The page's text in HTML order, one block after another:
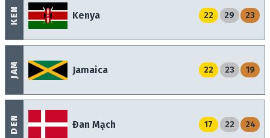
DEN Đan Mạch 17 22 24
JAM Jamaica 22 23 19
KEN Kenya 22 29 23